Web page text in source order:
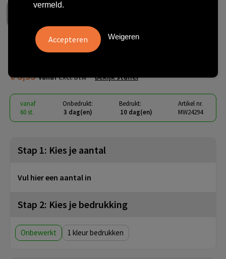
Bricklayer Bert®
€ 3,53 vanafexcl. btw - bekijk staffel
vanaf
60 st.
Onbedrukt:
3 dag(en)
Bedrukt:
10 dag(en)
Artikel nr.
MW24294
Stap 1: Kies je aantal
Vul hier een aantal in
Stap 2: Kies je bedrukking
Onbewerkt 1
vermeld.
Weigeren